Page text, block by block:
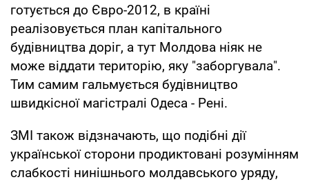
готується до Євро-2012, в країні
реалізовується план капітального
будівництва доріг, а тут Молдова ніяк не
може віддати територію, яку "заборгувала".
Тим самим гальмується будівництво
швидкісної магістралі Одеса - Рені.
ЗМІ також відзначають, що подібні дії
української сторони продиктовані розумінням
слабкості нинішнього молдавського уряду,